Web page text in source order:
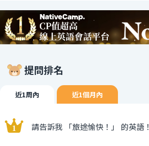
提問排名
近1周內 近1個月內
請告訴我 「旅途愉快！」 的英語！